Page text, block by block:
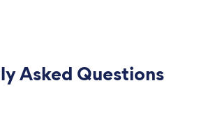
Asked Questions